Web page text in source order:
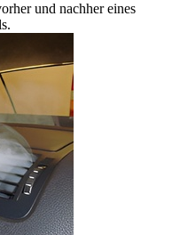
und nachher eines